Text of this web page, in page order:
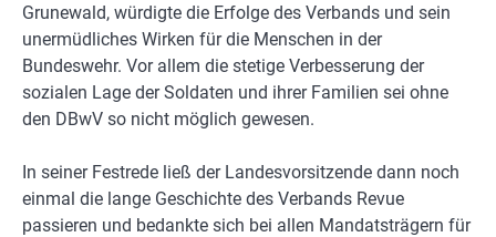
Grunewald, würdigte die Erfolge des Verbands und sein
unermüdliches Wirken für die Menschen in der
Bundeswehr. Vor allem die stetige Verbesserung der
sozialen Lage der Soldaten und ihrer Familien sei ohne
den DBwV so nicht möglich gewesen.
In seiner Festrede ließ der Landesvorsitzende dann noch
einmal die lange Geschichte des Verbands Revue
passieren und bedankte sich bei allen Mandatsträgern für